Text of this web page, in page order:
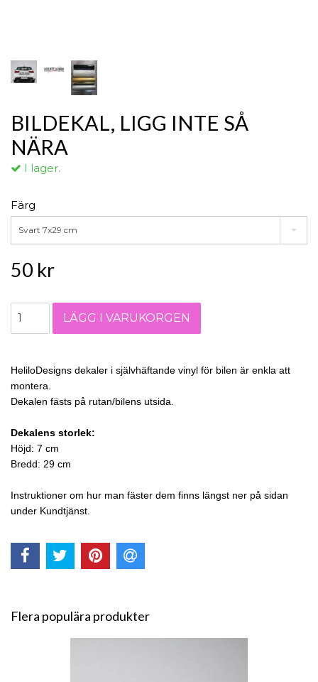
BILDEKAL, LIGG INTE SÅ
NÄRA
I lager.
Färg
Svart 7x29 cm
50 kr
HeliloDesigns dekaler i självhäftande vinyl för bilen är enkla att
montera.
Dekalen fästs på rutan/bilens utsida.
Dekalens storlek:
Höjd: 7 cm
Bredd: 29 cm
Instruktioner om hur man fäster dem finns längst ner på sidan
under Kundtjänst.
Flera populära produkter